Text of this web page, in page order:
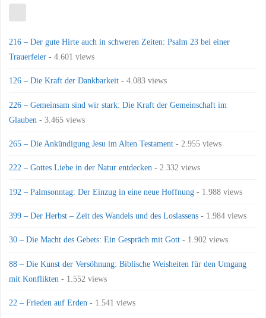
216 – Der gute Hirte auch in schweren Zeiten: Psalm 23 bei einer
Trauerfeier - 4.601 views
126 – Die Kraft der Dankbarkeit - 4.083 views
226 – Gemeinsam sind wir stark: Die Kraft der Gemeinschaft im
Glauben - 3.465 views
265 – Die Ankündigung Jesu im Alten Testament - 2.955 views
222 – Gottes Liebe in der Natur entdecken - 2.332 views
192 – Palmsonntag: Der Einzug in eine neue Hoffnung - 1.988 views
399 – Der Herbst – Zeit des Wandels und des Loslassens - 1.984 views
30 – Die Macht des Gebets: Ein Gespräch mit Gott - 1.902 views
88 – Die Kunst der Versöhnung: Biblische Weisheiten für den Umgang
mit Konflikten - 1.552 views
22 – Frieden auf Erden - 1.541 views